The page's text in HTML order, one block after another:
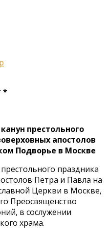
*
престольного
апостолов
Подворье в Москве
праздника
Петра и Павла на
Церкви в Москве,
Преосвященство
в сослужении
храма.